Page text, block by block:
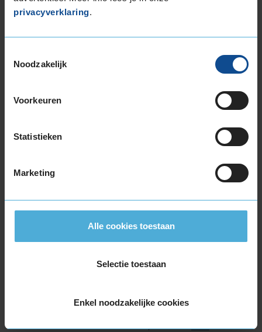
privacyverklaring.
Noodzakelijk
Voorkeuren
Statistieken
Marketing
Alle cookies toestaan
Selectie toestaan
Enkel noodzakelijke cookies
brandstofefficiëntie-label D, wat overeen komt
In de categorie grip op nat wegdek is deze band
gewaardeerd met een C-label, wat betekent dat
deze band goede grip heeft bij natte
weersomstandigheden.
met B-notering, wat betekent dat deze band
bandenlabel van deze band, klik danhier